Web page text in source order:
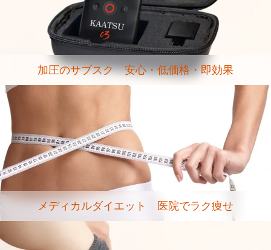
加圧のサブスク 安心・低価格・即効果
メディカルダイエット 医院でラク痩せ